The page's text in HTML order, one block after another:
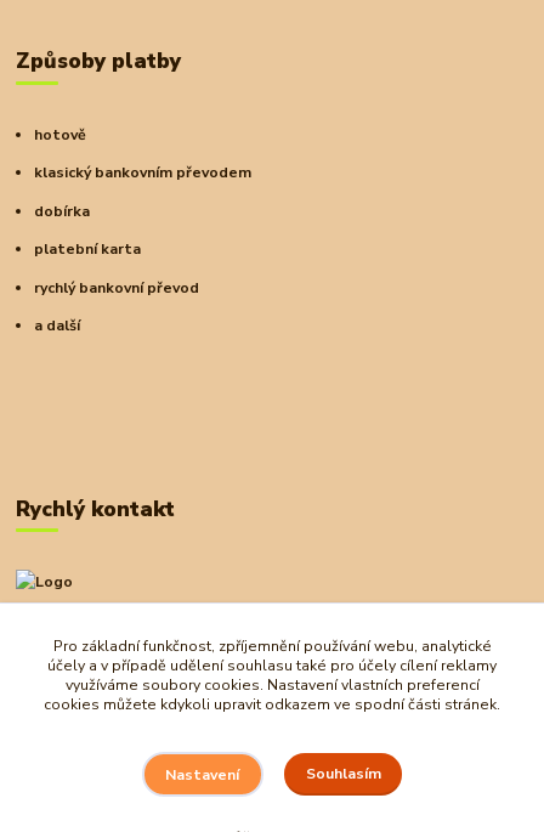
Způsoby platby
hotově
klasický bankovním převodem
dobírka
platební karta
rychlý bankovní převod
a další
Rychlý kontakt
+420 727 972 830
obchod@ostrovherahlavolamu.cz
Pro základní funkčnost, zpříjemnění používání webu, analytické
účely a v případě udělení souhlasu také pro účely cílení reklamy
využíváme soubory cookies. Nastavení vlastních preferencí
cookies můžete kdykoli upravit odkazem ve spodní části stránek.
Nastavení Souhlasím